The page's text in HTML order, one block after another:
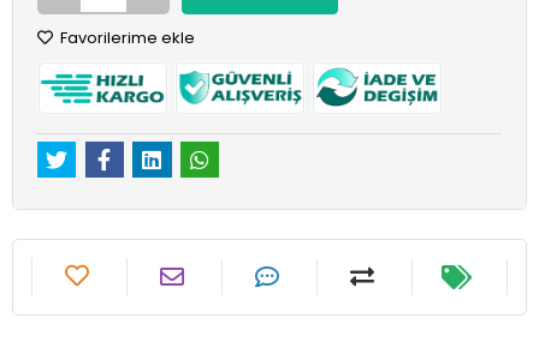
Favorilerime ekle